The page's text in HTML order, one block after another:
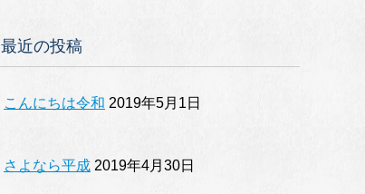
最近の投稿
こんにちは令和 2019年5月1日
さよなら平成 2019年4月30日